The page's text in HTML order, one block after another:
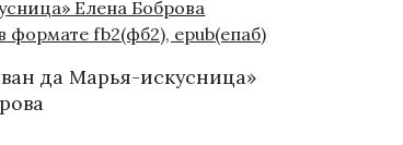
да Марья-искусница»